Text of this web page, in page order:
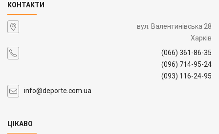
КОНТАКТИ
вул. Валентинівська 28
Харків
(066) 361-86-35
(096) 714-95-24
(093) 116-24-95
info@deporte.com.ua
ЦІКАВО